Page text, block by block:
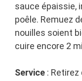
sauce épaissie,
poêle. Remuez
nouilles soient
cuire encore 2
Service :